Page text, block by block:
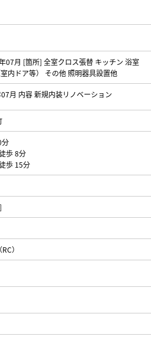
07月 [箇所] 全室クロス張替 キッチン 浴室
内ドア等） その他 照明器具設置他
月 内容 新規内装リノベーション
分
歩 8分
歩 15分
）